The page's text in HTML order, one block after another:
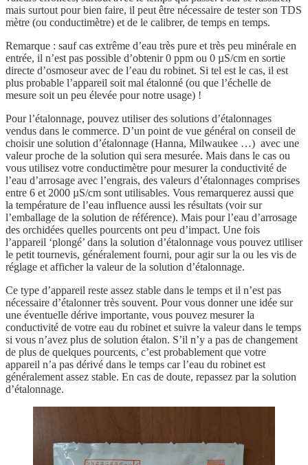
mais surtout pour bien faire, il peut être nécessaire de tester son TDS
mètre (ou conductimètre) et de le calibrer, de temps en temps.
Remarque : sauf cas extrême d’eau très pure et très peu minérale en
entrée, il n’est pas possible d’obtenir 0 ppm ou 0 µS/cm en sortie
directe d’osmoseur avec de l’eau du robinet. Si tel est le cas, il est
plus probable l’appareil soit mal étalonné (ou que l’échelle de
mesure soit un peu élevée pour notre usage) !
Pour l’étalonnage, pouvez utiliser des solutions d’étalonnages
vendus dans le commerce. D’un point de vue général on conseil de
choisir une solution d’étalonnage (Hanna, Milwaukee …) avec une
valeur proche de la solution qui sera mesurée. Mais dans le cas ou
vous utilisez votre conductimètre pour mesurer la conductivité de
l’eau d’arrosage avec l’engrais, des valeurs d’étalonnages comprises
entre 6 et 2000 µS/cm sont utilisables. Vous remarquerez aussi que
la température de l’eau influence aussi les résultats (voir sur
l’emballage de la solution de référence). Mais pour l’eau d’arrosage
des orchidées quelles pourcents ont peu d’impact. Une fois
l’appareil ‘plongé’ dans la solution d’étalonnage vous pouvez utiliser
le petit tournevis, généralement fourni, pour agir sur la ou les vis de
réglage et afficher la valeur de la solution d’étalonnage.
Ce type d’appareil reste assez stable dans le temps et il n’est pas
nécessaire d’étalonner très souvent. Pour vous donner une idée sur
une éventuelle dérive importante, vous pouvez mesurer la
conductivité de votre eau du robinet et suivre la valeur dans le temps
si vous n’avez plus de solution étalon. S’il n’y a pas de changement
de plus de quelques pourcents, c’est probablement que votre
appareil n’a pas dérivé dans le temps car l’eau du robinet est
généralement assez stable. En cas de doute, repassez par la solution
d’étalonnage.